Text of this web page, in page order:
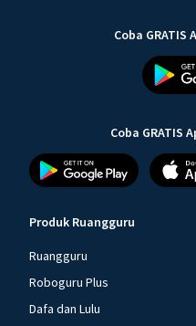
Coba
Coba GRATIS
Produk Ruangguru
Ruangguru
Roboguru Plus
Dafa dan Lulu